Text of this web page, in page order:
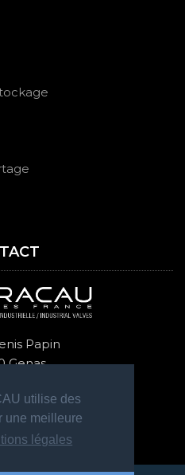
utilise des
une meilleure
légales
Papin
Genas